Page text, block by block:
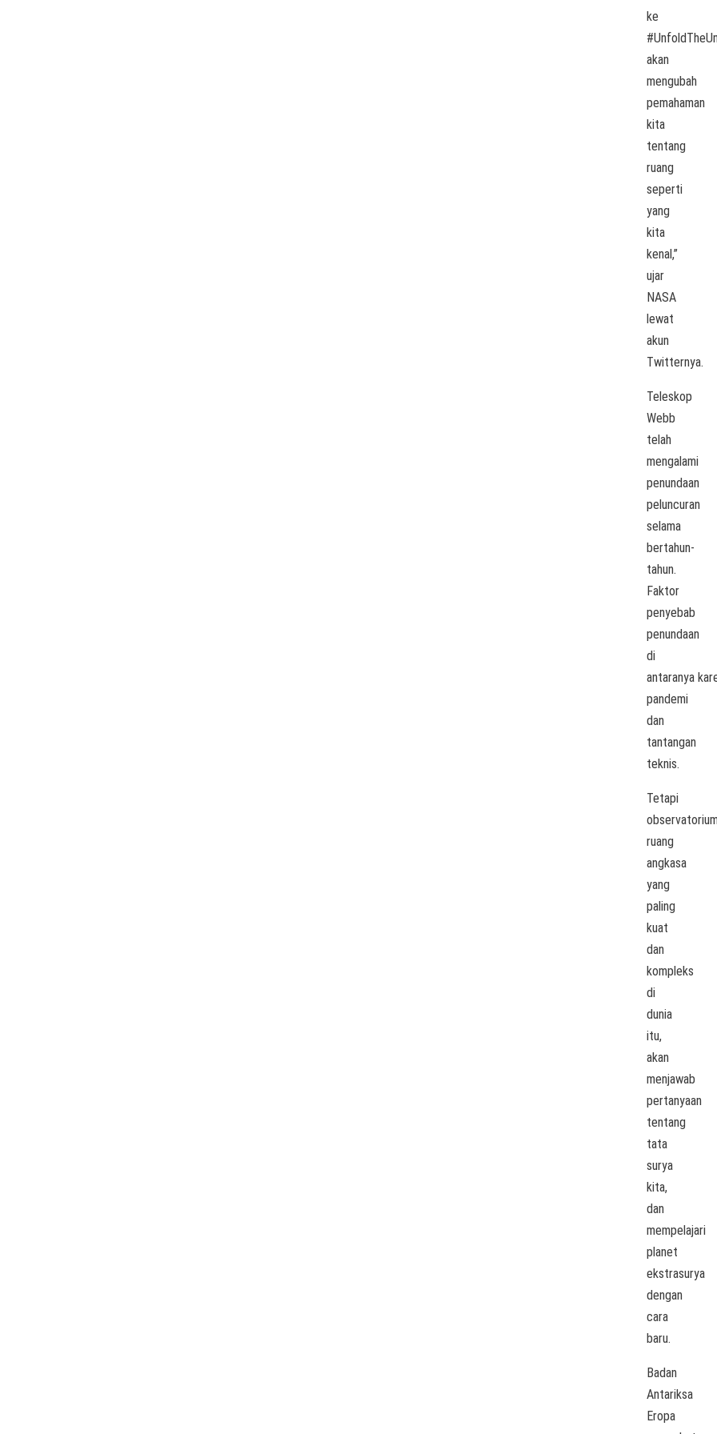
ke
akan
mengubah
pemahaman
kita
tentang
ruang
seperti
yang
kita
kenal,”
ujar
NASA
lewat
akun
Twitternya.
Teleskop
Webb
telah
mengalami
penundaan
peluncuran
selama
bertahun-
tahun.
Faktor
penyebab
penundaan
di
antaranya
pandemi
dan
tantangan
teknis.
Tetapi
ruang
angkasa
yang
paling
kuat
dan
kompleks
di
dunia
itu,
akan
menjawab
pertanyaan
tentang
tata
surya
kita,
dan
mempelajari
planet
ekstrasurya
dengan
cara
baru.
Badan
Antariksa
Eropa